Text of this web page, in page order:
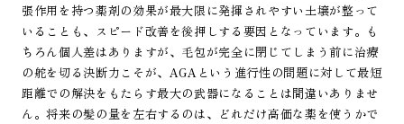
張作用を持つ薬剤の効果が最大限に発揮されやすい土壌が整って
いることも、スピード改善を後押しする要因となっています。も
ちろん個人差はありますが、毛包が完全に閉じてしまう前に治療
の舵を切る決断力こそが、AGAという進行性の問題に対して最短
距離での解決をもたらす最大の武器になることは間違いありませ
ん。将来の髪の量を左右するのは、どれだけ高価な薬を使うかで